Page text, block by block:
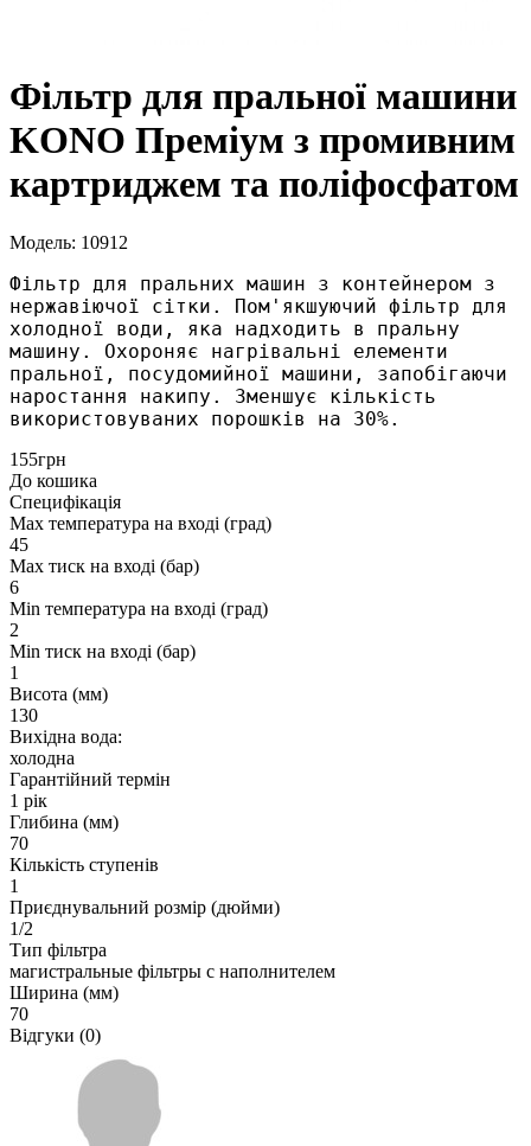
Фільтр для пральної машини
KONO Преміум з промивним
картриджем та поліфосфатом
Модель: 10912
Фільтр для пральних машин з контейнером з
нержавіючої сітки. Пом'якшуючий фільтр для
холодної води, яка надходить в пральну
машину. Охороняє нагрівальні елементи
пральної, посудомийної машини, запобігаючи
наростання накипу. Зменшує кількість
використовуваних порошків на 30%.
155грн
До кошика
Специфікація
Max температура на вході (град)
45
Max тиск на вході (бар)
6
Min температура на вході (град)
2
Min тиск на вході (бар)
1
Висота (мм)
130
Вихідна вода:
холодна
Гарантійний термін
1 рік
Глибина (мм)
70
Кількість ступенів
1
Приєднувальний розмір (дюйми)
1/2
Тип фільтра
магистральные фільтры с наполнителем
Ширина (мм)
70
Відгуки (0)